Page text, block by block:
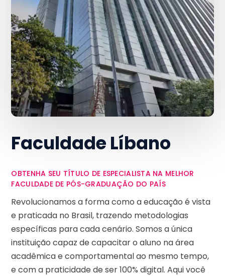
Faculdade Líbano
OBTENHA SEU TÍTULO DE ESPECIALISTA NA MELHOR
FACULDADE DE PÓS-GRADUAÇÃO DO PAÍS
Revolucionamos a forma como a educação é vista
e praticada no Brasil, trazendo metodologias
específicas para cada cenário. Somos a única
instituição capaz de capacitar o aluno na área
acadêmica e comportamental ao mesmo tempo,
e com a praticidade de ser 100% digital. Aqui você